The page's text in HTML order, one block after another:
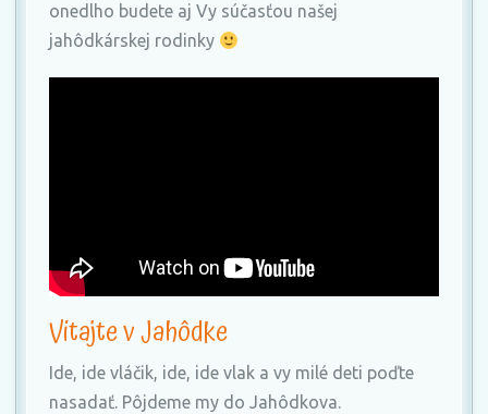
onedlho budete aj Vy súčasťou našej
jahôdkárskej rodinky
Vitajte v Jahôdke
Ide, ide vláčik, ide, ide vlak a vy milé deti poďte
nasadať. Pôjdeme my do Jahôdkova.